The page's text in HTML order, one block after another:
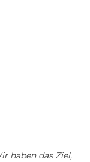
haben das Ziel,